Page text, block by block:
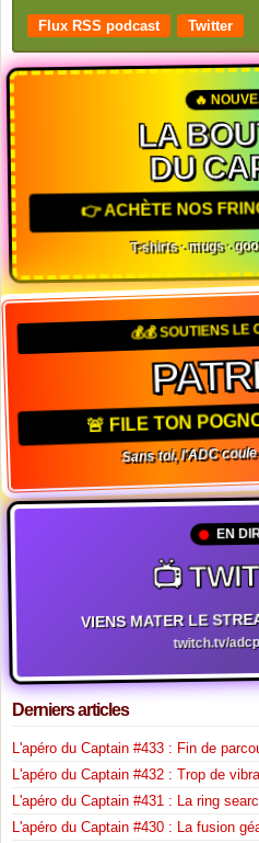
Flux RSS podcast Twitter
🔥
LA
DU
👉 ACHÈTE NOS
T-shirts · mugs ·
💰💰 SOUTIENS LE
🚨 FILE TON
Sans toi, l'ADC
EN
📺
VIENS MATER LE
twitch.tv/
Derniers articles
L'apéro du Captain #433 : Fin de
L'apéro du Captain #432 : Trop de
L'apéro du Captain #431 : La ring
L'apéro du Captain #430 : La fusion